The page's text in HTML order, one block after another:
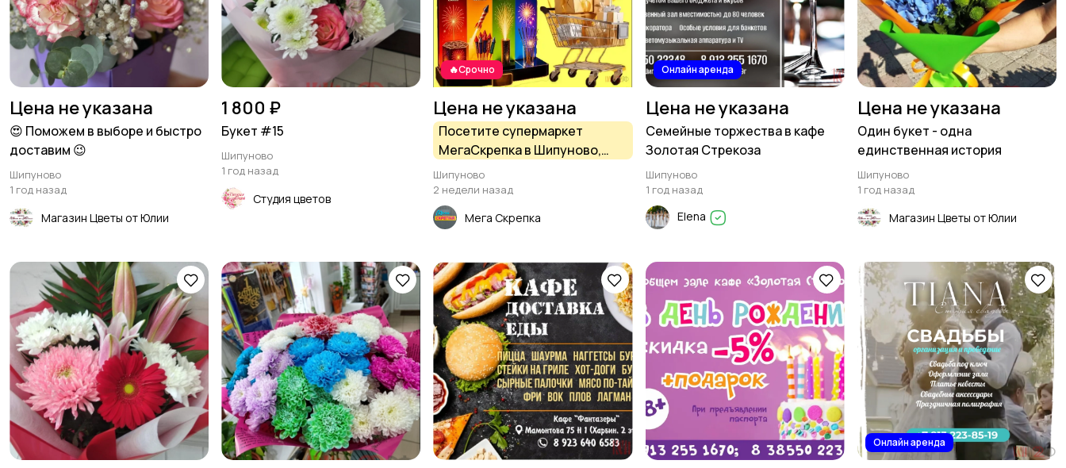
Цена не указана
😍 Поможем в выборе и быстро
доставим 😉
Шипуново
1 год назад
Магазин Цветы от Юлии
1 800 ₽
Букет #15
Шипуново
1 год назад
Студия цветов
🔥Срочно
Цена не указана
Посетите супермаркет
МегаСкрепка в Шипуново,
если начали подготовку к
Празднику!
Шипуново
2 недели назад
Мега Скрепка
Онлайн аренда
Цена не указана
Семейные торжества в кафе
Золотая Стрекоза
Шипуново
1 год назад
Elena
Цена не указана
Один букет - одна
единственная история
Шипуново
1 год назад
Магазин Цветы от Юлии
Онлайн аренда